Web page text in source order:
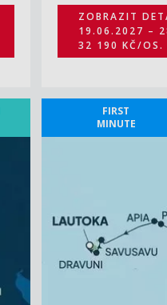
ZOBRAZIT
19.06.2027 –
32 190 KČ/
FIRST
MINUTE